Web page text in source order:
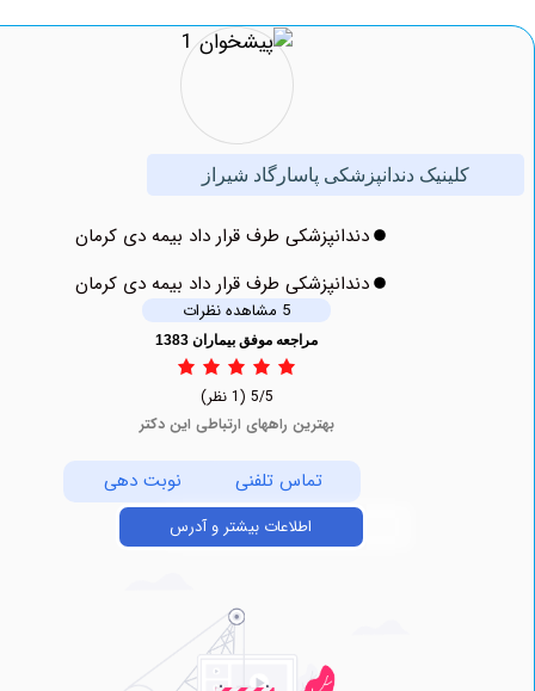
کلینیک دندانپزشکی پاسارگاد شیراز
دندانپزشکی طرف قرار داد بیمه دی کرمان
دندانپزشکی طرف قرار داد بیمه دی کرمان
مراجعه موفق بیماران 1383
بهترین راههای ارتباطی این دکتر
تماس تلفنی نوبت دهی
اطلاعات بیشتر و آدرس